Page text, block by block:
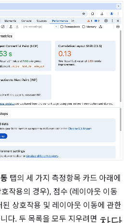
탭의 세 가지 측정항목 카드 아래에
작용의 경우), 점수 (레이아웃 이동
상호작용 및 레이아웃 이동에 관한
다. 두 목록을 모두 지우려면 차단